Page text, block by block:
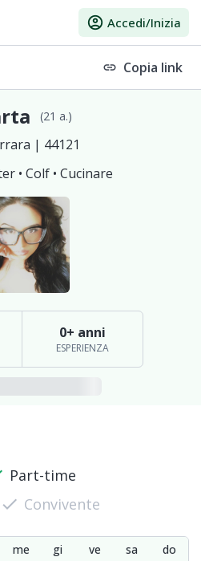
account_circle Accedi/Inizia
link Copia link
(21 a.)
| 44121
• Colf • Cucinare
0+ anni
ESPERIENZA
Part-time
check Convivente
me gi ve sa
do